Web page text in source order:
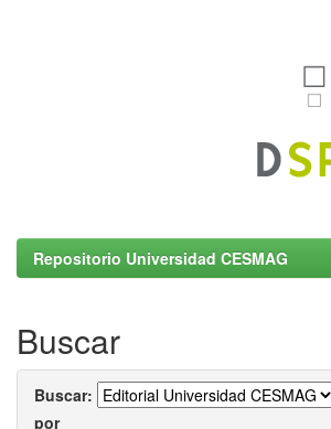
Repositorio Universidad CESMAG
Buscar
Buscar:
por